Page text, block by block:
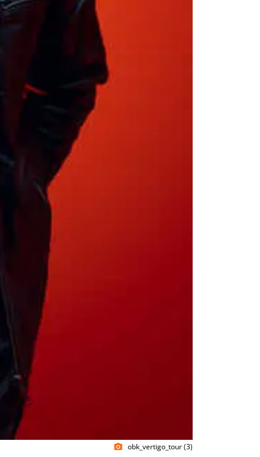
photo_camera obk_vertigo_tour (3)